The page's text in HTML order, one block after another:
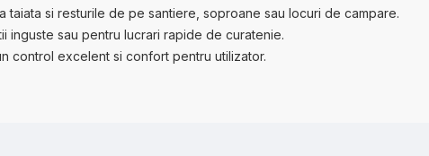
si resturile de pe santiere, soproane sau locuri de campare.
inguste sau pentru lucrari rapide de curatenie.
control excelent si confort pentru utilizator.